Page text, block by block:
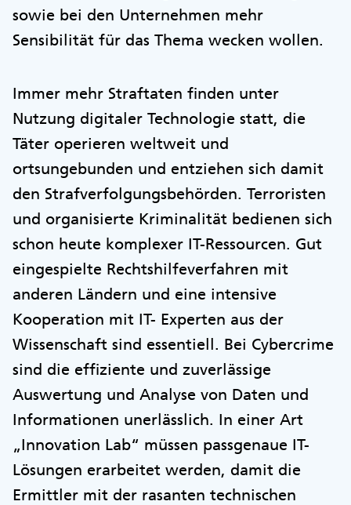
sowie bei den Unternehmen mehr
Sensibilität für das Thema wecken wollen.
Immer mehr Straftaten finden unter
Nutzung digitaler Technologie statt, die
Täter operieren weltweit und
ortsungebunden und entziehen sich damit
den Strafverfolgungsbehörden. Terroristen
und organisierte Kriminalität bedienen sich
schon heute komplexer IT-Ressourcen. Gut
eingespielte Rechtshilfeverfahren mit
anderen Ländern und eine intensive
Kooperation mit IT- Experten aus der
Wissenschaft sind essentiell. Bei Cybercrime
sind die effiziente und zuverlässige
Auswertung und Analyse von Daten und
Informationen unerlässlich. In einer Art
„Innovation Lab“ müssen passgenaue IT-
Lösungen erarbeitet werden, damit die
Ermittler mit der rasanten technischen